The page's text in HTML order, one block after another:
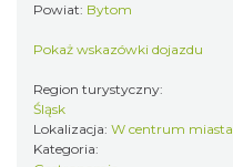
Powiat: Bytom
Pokaż wskazówki dojazdu
Region turystyczny:
Śląsk
Lokalizacja: W centrum miasta
Kategoria: